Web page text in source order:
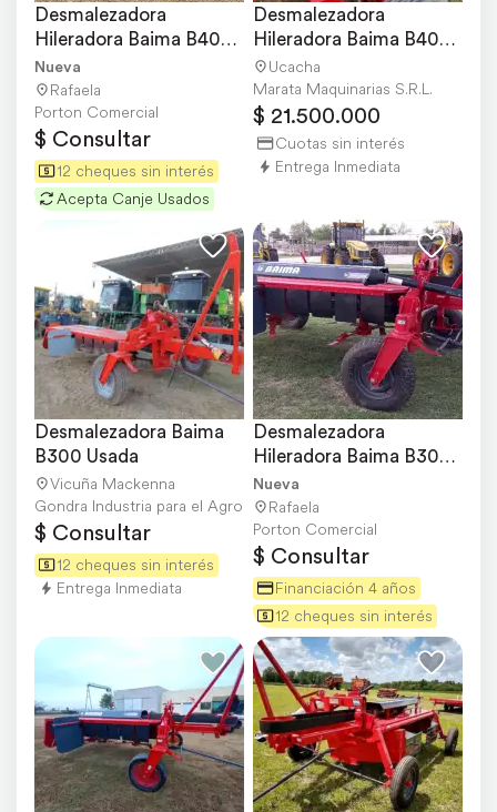
Desmalezadora
Hileradora Baima B400
Cardánica Nueva
Nueva
Rafaela
Porton Comercial
$ Consultar
12 cheques sin interés
Acepta Canje Usados
Desmalezadora
Hileradora Baima B400
(reparada)
Ucacha
Marata Maquinarias S.R.L.
$ 21.500.000
Cuotas sin interés
Entrega Inmediata
Desmalezadora Baima
B300 Usada
Vicuña Mackenna
Gondra Industria para el Agro
$ Consultar
12 cheques sin interés
Entrega Inmediata
Desmalezadora
Hileradora Baima B300-
2000 Nueva
Nueva
Rafaela
Porton Comercial
$ Consultar
Financiación 4 años
12 cheques sin interés